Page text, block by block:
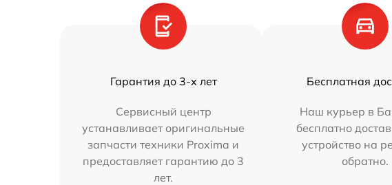
Гарантия до 3-х лет
Сервисный центр
устанавливает оригинальные
запчасти техники Proxima и
предоставляет гарантию до 3
лет.
Бесплатная
Наш курьер в
бесплатно
устройство на
обратно.